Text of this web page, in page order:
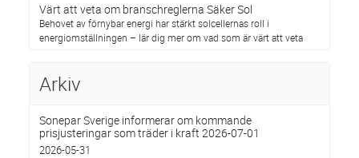
Värt att veta om branschreglerna Säker Sol
Behovet av förnybar energi har stärkt solcellernas roll i
energiomställningen – lär dig mer om vad som är värt att veta
Arkiv
Sonepar Sverige informerar om kommande
prisjusteringar som träder i kraft 2026-07-01
2026-05-31